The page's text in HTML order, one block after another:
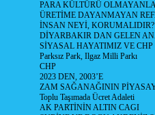
PARA KÜLTÜRÜ
ÜRETİME DAYANMAYAN
İNSAN NEYİ, KORUMALIDIR?
DİYARBAKIR DAN GELEN
SİYASAL HAYATIMIZ VE CHP
Parksız Park, Ilgaz Milli Parkı
CHP
2023 DEN, 2003’E
ZAM SAĞANAĞININ
Toplu Taşımada Ücret Adaleti
AK PARTİNİN ALTIN CAGI